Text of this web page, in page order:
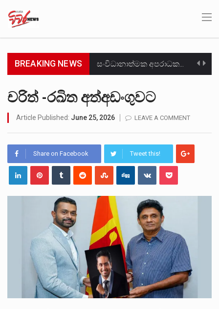
BREAKING NEWS සංවිධානාත්මක අපරාධකරුවකු වන ලොකු පැටිගේ ප්‍රධාන වෙඩික්කරු බවට සැක කරන ගිං ගඟේ ගිල්වා මරා දමා…
මහර බන්ධනාගාරයේ අද ඇතිවූ සිද්ධියෙන් තුවාල ලැබූ බව කියන රැඳවියන් ගණන ඉහළ ගොස් තිබේ. ඒ…
අගෝස්තු මස දෙවන ඉරිදා ලිට් රූම් සූම් සංවාදය පැවැත්වෙන්නේ "කතා කරන මහ වැව" නම් නකතාවක්…
මේ, දන්නා හඳුනන ලියන්නකුගේ නන්නාඳුනන අඩවියක සැරිසරා ලද ආස්වාදනීය මොහොතක සිංහාවලෝකනයකි .කෙටි කවියක දිගු බර…
වත්මන් ආණ්ඩුවේ ප්‍රධාන පාර්ශවකරුවා වන ජනතා විමුක්ති පෙරමුණේ කාලයක පටන් තිබුණු ප්‍රධාන සටන් පාඨයක් වූවේ…
චරිත් -රඛිත අත්අඩංගුවට
Article Published: June 25, 2026 LEAVE A COMMENT
Share on Facebook Tweet this!